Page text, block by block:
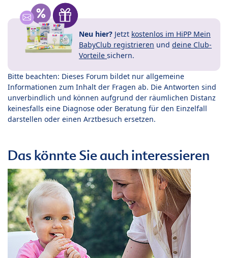
Neu hier? Jetzt kostenlos im HiPP Mein
BabyClub registrieren und deine Club-
Vorteile sichern.
Bitte beachten: Dieses Forum bildet nur allgemeine
Informationen zum Inhalt der Fragen ab. Die Antworten sind
unverbindlich und können aufgrund der räumlichen Distanz
keinesfalls eine Diagnose oder Beratung für den Einzelfall
darstellen oder einen Arztbesuch ersetzen.
Das könnte Sie auch interessieren